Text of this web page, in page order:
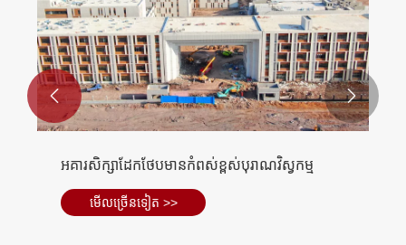
អគារសិក្សាដែកថែបមានកំពស់ខ្ពស់បុរាណវិស្វកម្ម
មើល​ច្រើន​ទៀត >>
 